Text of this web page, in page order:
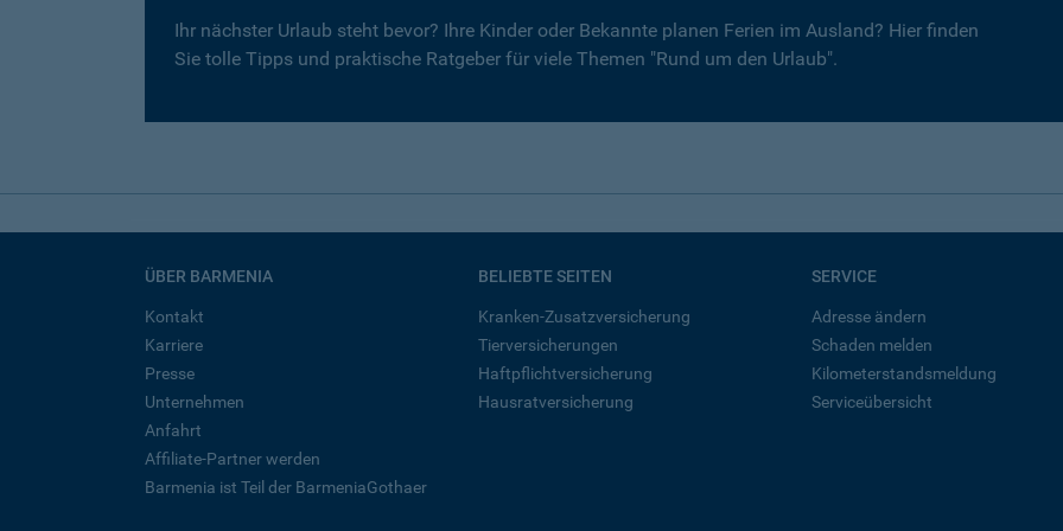
Ihr nächster Urlaub steht bevor? Ihre Kinder oder Bekannte planen Ferien im Ausland? Hier finden
Sie tolle Tipps und praktische Ratgeber für viele Themen "Rund um den Urlaub".
ÜBER BARMENIA
Kontakt
Karriere
Presse
Unternehmen
Anfahrt
Affiliate-Partner werden
Barmenia ist Teil der BarmeniaGothaer
BELIEBTE SEITEN
Kranken-Zusatzversicherung
Tierversicherungen
Haftpflichtversicherung
Hausratversicherung
SERVICE
Adresse ändern
Schaden melden
Kilometerstandsmeldung
Serviceübersicht